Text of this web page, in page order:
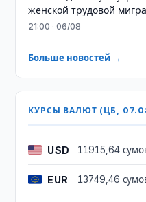
женской трудовой
21:00 · 06/08
Больше новостей →
КУРСЫ ВАЛЮТ (ЦБ,
USD 11915,64
EUR 13749,46